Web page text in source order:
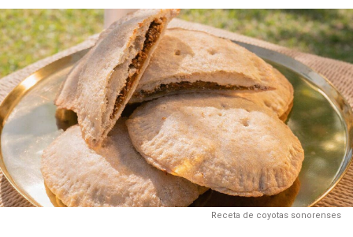
Receta de coyotas sonorenses